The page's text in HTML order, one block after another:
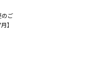
のご
】